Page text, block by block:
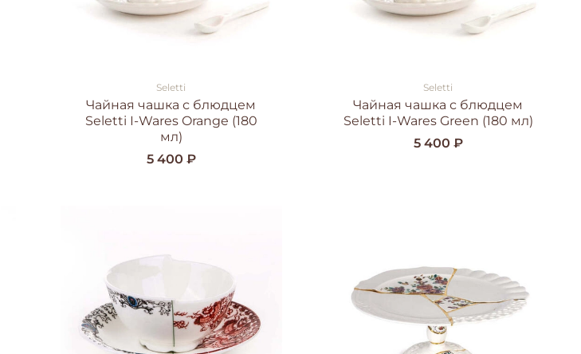
Seletti
Чайная чашка с блюдцем
Seletti I-Wares Orange (180
мл)
5 400 ₽
Seletti
Чайная чашка с блюдцем
Seletti I-Wares Green (180 мл)
5 400 ₽